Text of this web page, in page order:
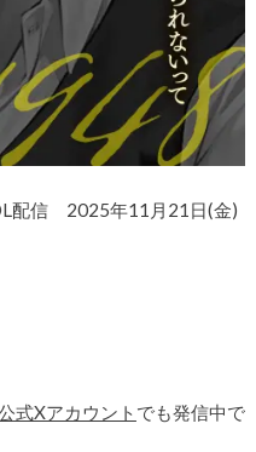
配信 2025年11月21日(金)
式Xアカウント でも発信中で